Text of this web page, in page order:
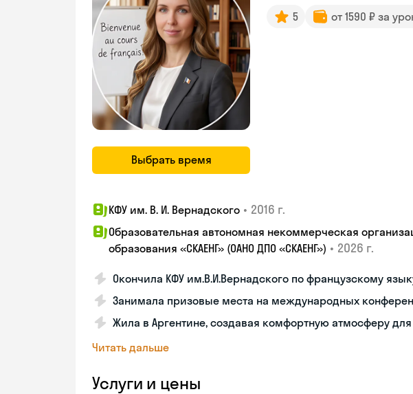
Выбрать время
5 от 1590 ₽ за
КФУ им. В. И. Вернадского • 2016 г.
Образовательная автономная некоммерческая
образования «СКАЕНГ» (ОАНО ДПО «СКАЕНГ») • 2026 г.
Окончила КФУ им.В.И.Вернадского по французскому
Занимала призовые места на международных
Жила в Аргентине, создавая комфортную атмосферу
Читать дальше
Услуги и цены